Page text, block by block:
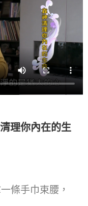
理你內在的生
條手巾束腰，